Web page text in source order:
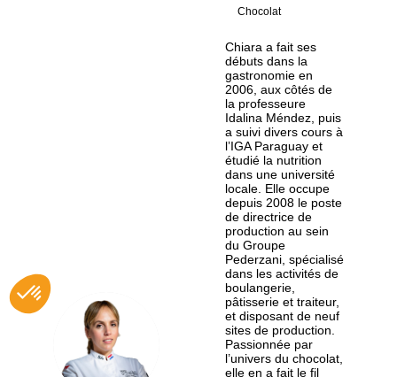
CP
Chocolat
Chiara a fait ses
débuts dans la
gastronomie en
2006, aux côtés de
la professeure
Idalina Méndez, puis
a suivi divers cours à
l’IGA Paraguay et
étudié la nutrition
dans une université
locale. Elle occupe
depuis 2008 le poste
de directrice de
production au sein
du Groupe
Pederzani, spécialisé
dans les activités de
boulangerie,
pâtisserie et traiteur,
et disposant de neuf
sites de production.
Passionnée par
l’univers du chocolat,
elle en a fait le fil